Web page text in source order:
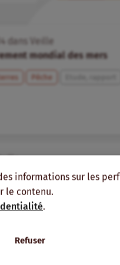
informations sur les
le contenu.
.
Refuser
dans
Veille
mondial des mers
Pêche
for Food Security and
Africa’s small
Alliance